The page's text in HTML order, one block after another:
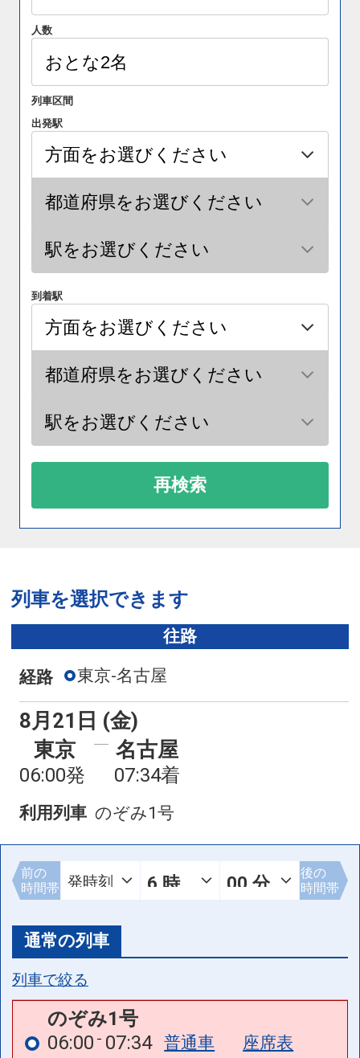
人数
列車区間
出発駅
到着駅
再検索
列車を選択できます
往路
経路 東京-名古屋
8月21日 (金)
東京
06:00発
名古屋
07:34着
利用列車 のぞみ1号
前の
時間帯
後の
時間帯
通常の列車
列車で絞る
のぞみ1号
06:00 07:34 普通車
座席表